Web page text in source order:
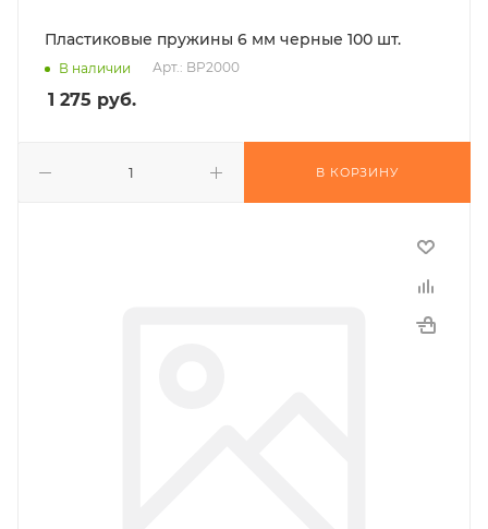
Пластиковые пружины 6 мм черные 100 шт.
В наличии Арт.: BP2000
1 275 руб.
В КОРЗИНУ